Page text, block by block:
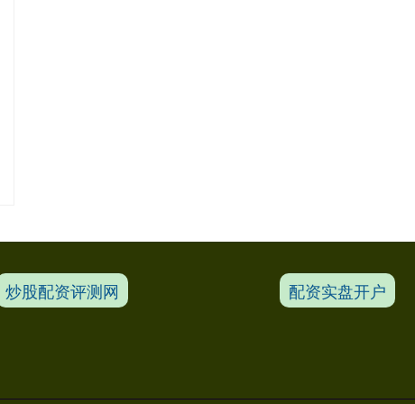
炒股配资评测网 配资实盘开户